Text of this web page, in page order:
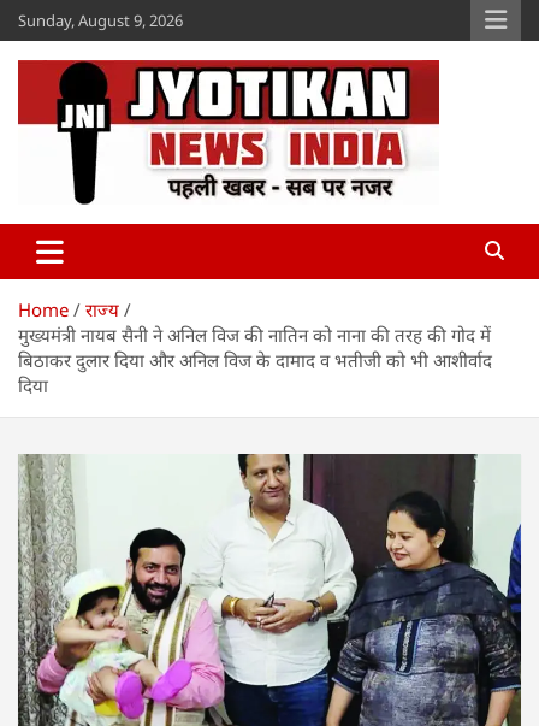
Skip
to
content
Sunday, August 9, 2026
Jyotikan
Home
राज्य
मुख्यमंत्री नायब सैनी ने अनिल विज की नातिन को नाना की तरह की गोद में
बिठाकर दुलार दिया और अनिल विज के दामाद व भतीजी को भी आशीर्वाद
दिया